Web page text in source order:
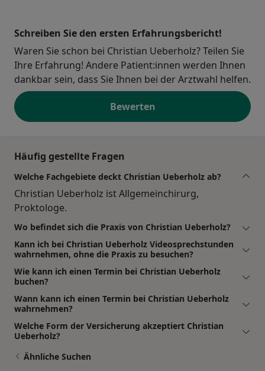
Schreiben Sie den ersten Erfahrungsbericht!
Waren Sie schon bei Christian Ueberholz? Teilen Sie
Ihre Erfahrung! Andere Patient:innen werden Ihnen
dankbar sein, dass Sie Ihnen bei der Arztwahl helfen.
Bewerten
Häufig gestellte Fragen
Welche Fachgebiete deckt Christian Ueberholz ab?
Christian Ueberholz ist Allgemeinchirurg,
Proktologe.
Wo befindet sich die Praxis von Christian Ueberholz?
Kann ich bei Christian Ueberholz Videosprechstunden
wahrnehmen, ohne die Praxis zu besuchen?
Wie kann ich einen Termin bei Christian Ueberholz
buchen?
Wann kann ich einen Termin bei Christian Ueberholz
wahrnehmen?
Welche Form der Versicherung akzeptiert Christian
Ueberholz?
Ähnliche Suchen